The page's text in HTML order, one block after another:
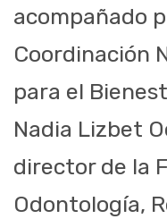
acompañado
Coordinación
para el
Nadia Lizbet
director de la
Odontología,